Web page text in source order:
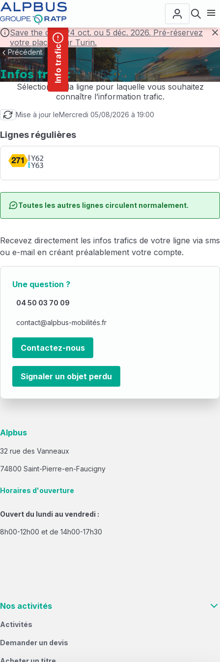
principal
Save the date! 24 oct. ou 5 déc. 2026. Pré-réservez
votre place pour Turin.
Info trafic
Précédent
Infos trafic
Sélectionnez la ligne pour laquelle vous souhaitez
connaître l’information trafic.
Mise à jour leMercredi 05/08/2026 à 19:00
Lignes régulières
Toutes les autres lignes circulent normalement.
Recevez directement les infos trafics de votre ligne via sms
ou e-mail en créant préalablement votre compte.
Une question ?
04 50 03 70 09
contact@alpbus-mobilités.fr
Contactez-nous
Signaler un objet perdu
Alpbus
32 rue des Vanneaux
74800 Saint-Pierre-en-Faucigny
Horaires d'ouverture
Ouvert du lundi au vendredi :
8h00-12h00 et de 14h00-17h30
Nos activités
Activités
Demander un devis
Panneau de gestion des cookies